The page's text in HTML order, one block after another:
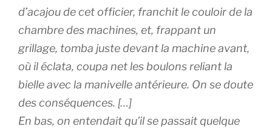
d’acajou de cet officier, franchit le couloir de la
chambre des machines, et, frappant un
grillage, tomba juste devant la machine avant,
où il éclata, coupa net les boulons reliant la
bielle avec la manivelle antérieure. On se doute
des conséquences. […]
En bas, on entendait qu’il se passait quelque